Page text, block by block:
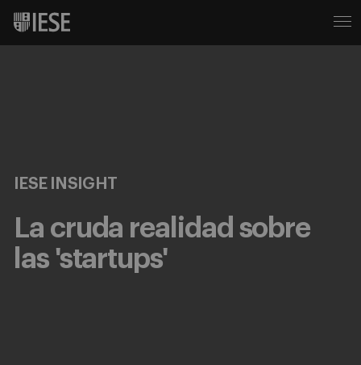
IESE INSIGHT
La cruda realidad sobre
las 'startups'